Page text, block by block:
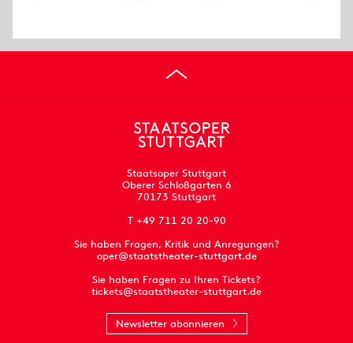
Staatsoper Stuttgart
Oberer Schloßgarten 6
70173 Stuttgart
T +49 711 20 20-90
Sie haben Fragen, Kritik und Anregungen?
oper@staatstheater-stuttgart.de
Sie haben Fragen zu Ihren Tickets?
tickets@staatstheater-stuttgart.de
Newsletter abonnieren